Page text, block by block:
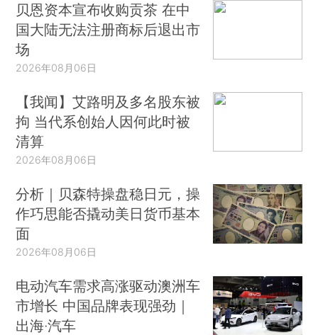
贝恩资本宣布收购贡茶 在中
国大陆无法注册商标后退出市
场
2026年08月06日
【我闻】艾路明及多名股东被
拘 当代系创始人因何此时被
清算
2026年08月06日
分析｜贝森特操盘稳日元，操
作巧思能否撬动美日货币基本
面
2026年08月06日
电动汽车需求高涨驱动澳洲车
市增长 中国品牌表现强劲｜
出海·汽车